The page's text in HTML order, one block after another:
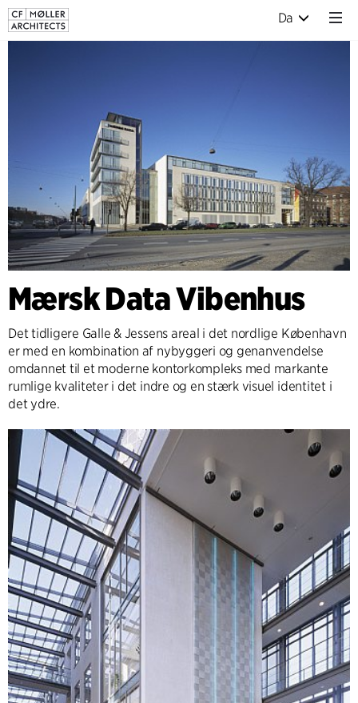
Da
Mærsk Data Vibenhus
Det tidligere Galle & Jessens areal i det nordlige København
er med en kombination af nybyggeri og genanvendelse
omdannet til et moderne kontorkompleks med markante
rumlige kvaliteter i det indre og en stærk visuel identitet i
det ydre.